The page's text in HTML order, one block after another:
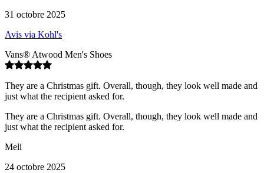
31 octobre 2025
Avis via Kohl's
Vans® Atwood Men's Shoes
They are a Christmas gift. Overall, though, they look well made and
just what the recipient asked for.
They are a Christmas gift. Overall, though, they look well made and
just what the recipient asked for.
Meli
24 octobre 2025